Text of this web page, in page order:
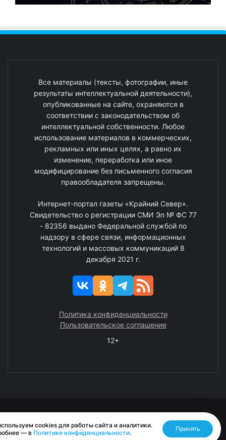
Все материалы (тексты, фотографии, иные
результаты интеллектуальной деятельности),
опубликованные на сайте, охраняются в
соответствии с законодательством об
интеллектуальной собственности. Любое
использование материалов в коммерческих,
рекламных или иных целях, а равно их
изменение, переработка или иное
модифицирование без письменного согласия
правообладателя запрещены.
Интернет-портал газеты «Крайний Север».
Свидетельство о регистрации СМИ Эл № ФС 77
- 82356 выдано Федеральной службой по
надзору в сфере связи, информационных
технологий и массовых коммуникаций 8
декабря 2021 г.
Политика конфиденциальности
Пользовательское соглашение
12+
Разработано RASA
cookies для работы сайта и аналитики.
— в Политике конфиденциальности.
Принять